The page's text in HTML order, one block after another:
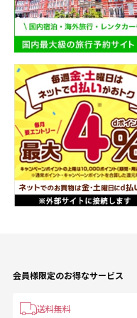
会員様限定のお得なサービス
送料無料